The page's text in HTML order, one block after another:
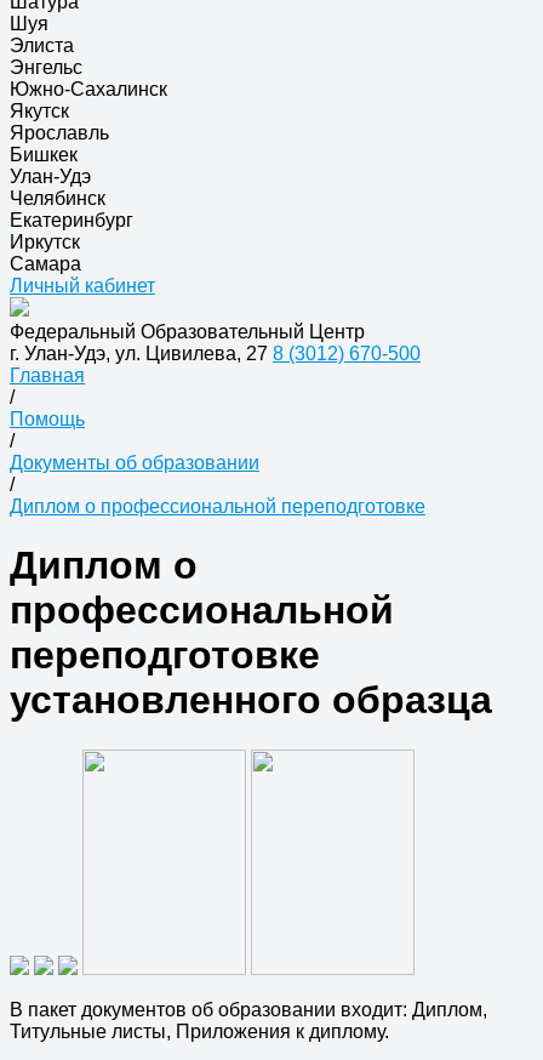
Шуя
Элиста
Энгельс
Южно-Сахалинск
Якутск
Ярославль
Бишкек
Улан-Удэ
Челябинск
Екатеринбург
Иркутск
Самара
Личный кабинет
Федеральный Образовательный Центр
г. Улан-Удэ, ул. Цивилева, 27 8 (3012) 670-500
Главная
/
Помощь
/
Документы об образовании
/
Диплом о профессиональной переподготовке
Диплом о
профессиональной
переподготовке
установленного образца
В пакет документов об образовании входит: Диплом,
Титульные листы, Приложения к диплому.